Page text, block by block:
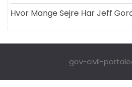
Hvor Mange Sejre Har Jeff
gov-civil-